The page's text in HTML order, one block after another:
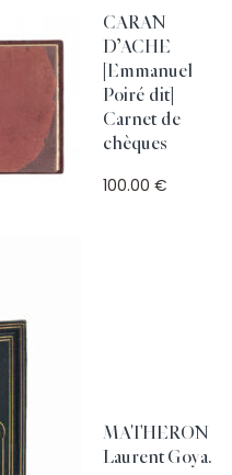
CARAN
D’ACHE
[Emmanuel
Poiré dit]
Carnet de
chèques
100.00 €
MATHERON
Laurent Goya.